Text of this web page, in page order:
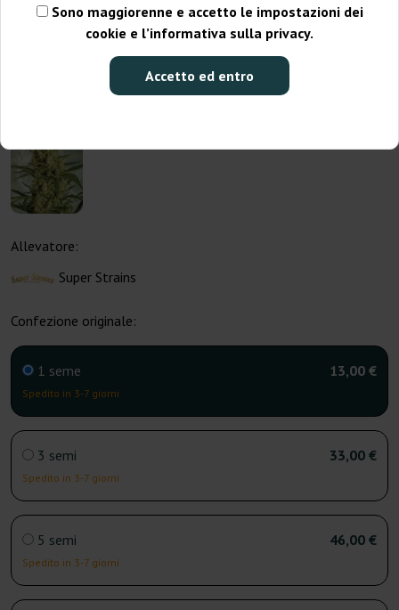
Sono maggiorenne e accetto le impostazioni dei
cookie e l’informativa sulla privacy.
Accetto ed entro
Allevatore:
Super Strains
Confezione originale:
1 seme
Spedito in 3-7 giorni
13,00 €
3 semi
Spedito in 3-7 giorni
33,00 €
5 semi
Spedito in 3-7 giorni
46,00 €